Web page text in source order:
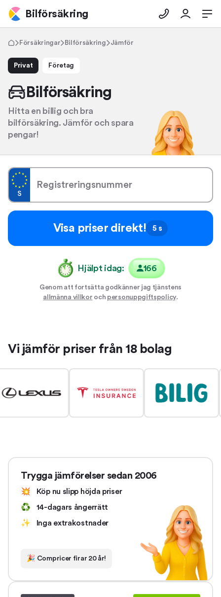
Bilförsäkring
Försäkringar Bilförsäkring Jämför
Privat Företag
Bilförsäkring
Hitta en billig och bra
bilförsäkring. Jämför och spara
pengar!
Registreringsnummer
Visa priser direkt! 5 s
Hjälpt idag: 166
Genom att fortsätta godkänner jag tjänstens
allmänna villkor och personuppgiftspolicy.
Vi jämför priser från 18 bolag
Trygga jämförelser sedan 2006
💥
Köp nu slipp höjda priser
♻️
14-dagars ångerrätt
✨
Inga extrakostnader
🎉 Compricer firar 20 år!